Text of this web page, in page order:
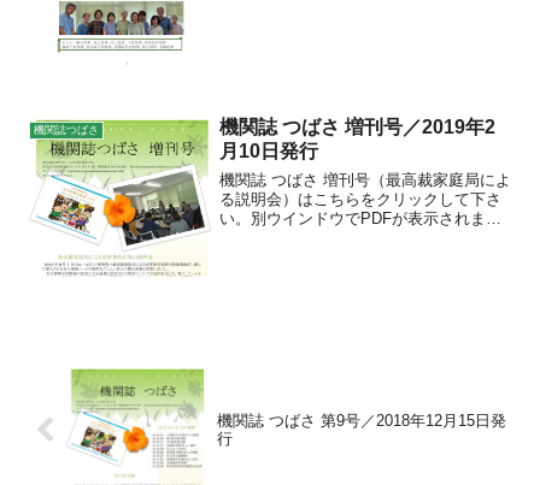
機関誌つばさ
機関誌 つばさ 増刊号／2019年2
月10日発行
機関誌 つばさ 増刊号（最高裁家庭局によ
る説明会）はこちらをクリックして下さ
い。別ウインドウでPDFが表示されま
機関誌 つばさ 第9号／2018年12月15日発
行